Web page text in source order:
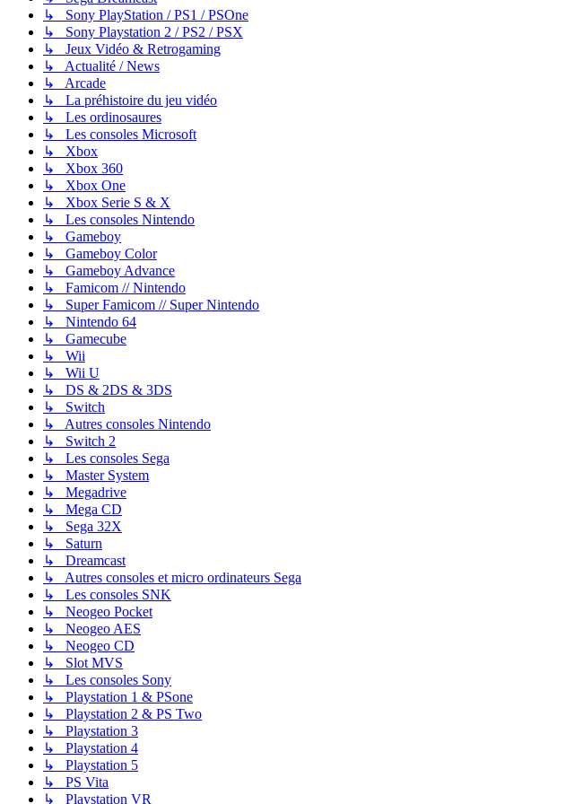
↳ Sony PlayStation / PS1 / PSOne
↳ Sony Playstation 2 / PS2 / PSX
↳ Jeux Vidéo & Retrogaming
↳ Actualité / News
↳ Arcade
↳ La préhistoire du jeu vidéo
↳ Les ordinosaures
↳ Les consoles Microsoft
↳ Xbox
↳ Xbox 360
↳ Xbox One
↳ Xbox Serie S & X
↳ Les consoles Nintendo
↳ Gameboy
↳ Gameboy Color
↳ Gameboy Advance
↳ Famicom // Nintendo
↳ Super Famicom // Super Nintendo
↳ Nintendo 64
↳ Gamecube
↳ Wii
↳ Wii U
↳ DS & 2DS & 3DS
↳ Switch
↳ Autres consoles Nintendo
↳ Switch 2
↳ Les consoles Sega
↳ Master System
↳ Megadrive
↳ Mega CD
↳ Sega 32X
↳ Saturn
↳ Dreamcast
↳ Autres consoles et micro ordinateurs Sega
↳ Les consoles SNK
↳ Neogeo Pocket
↳ Neogeo AES
↳ Neogeo CD
↳ Slot MVS
↳ Les consoles Sony
↳ Playstation 1 & PSone
↳ Playstation 2 & PS Two
↳ Playstation 3
↳ Playstation 4
↳ Playstation 5
↳ PS Vita
↳ Playstation VR